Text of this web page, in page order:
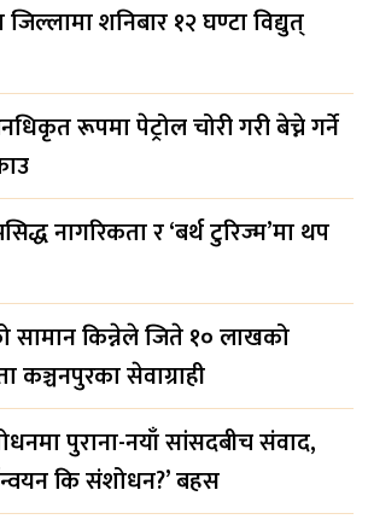
जिल्लामा शनिबार १२ घण्टा विद्युत्
रूपमा पेट्रोल चोरी गरी बेच्ने गर्ने
नागरिकता र ‘बर्थ टुरिज्म’मा थप
सामान किन्नेले जिते १० लाखको
कञ्चनपुरका सेवाग्राही
पुराना-नयाँ सांसदबीच संवाद,
कि संशोधन?’ बहस